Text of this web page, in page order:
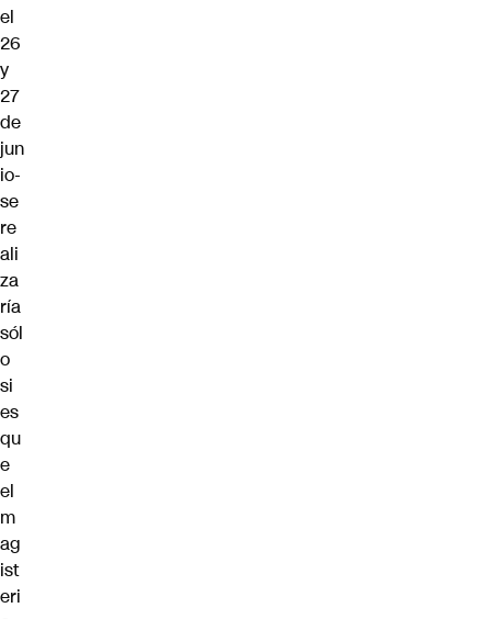
el
26
y
27
de
jun
io-
se
re
ali
za
ría
sól
o
si
es
qu
e
el
m
ag
ist
eri